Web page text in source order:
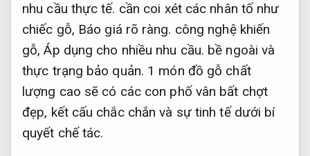
nhu cầu thực tế. cần coi xét các nhân tố như
chiếc gỗ, Báo giá rõ ràng. công nghệ khiến
gỗ,Áp dụng cho nhiều nhu cầu. bề ngoài và
thực trạng bảo quản. 1 món đồ gỗ chất
lượng cao sẽ có các con phố vân bất chợt
đẹp, kết cấu chắc chắn và sự tinh tế dưới bí
quyết chế tác.